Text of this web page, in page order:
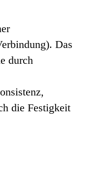
Das
durch
die Festigkeit